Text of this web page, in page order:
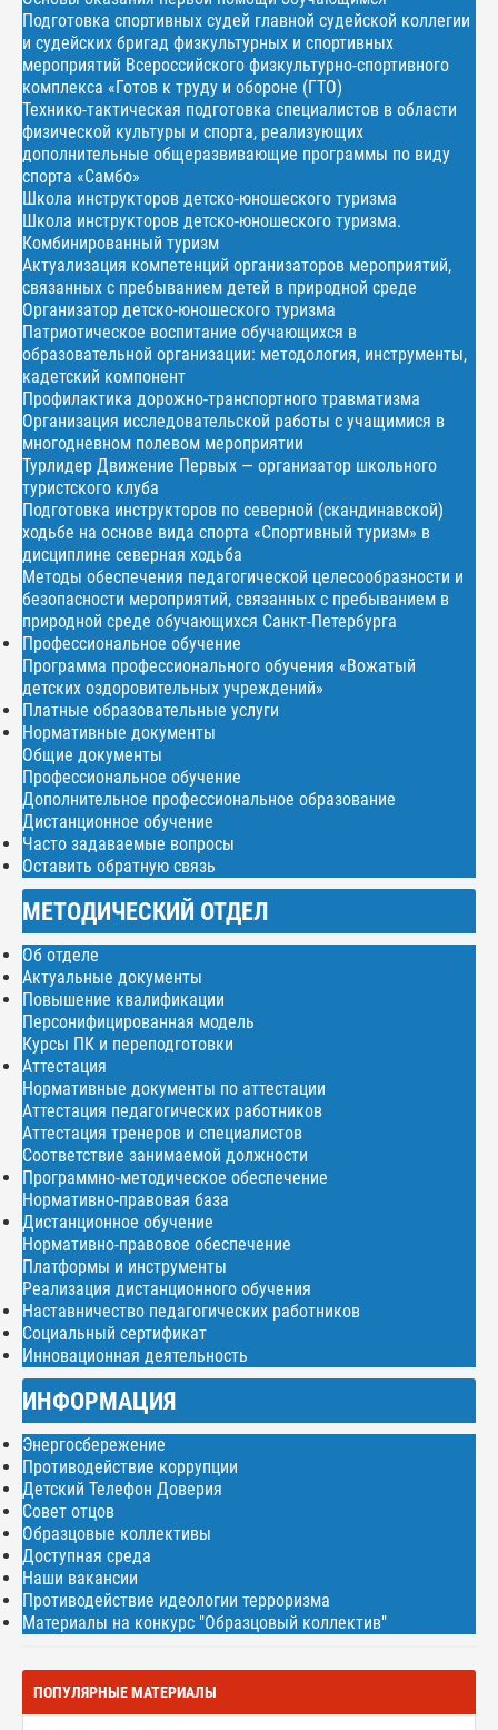
Подготовка спортивных судей главной судейской коллегии
и судейских бригад физкультурных и спортивных
мероприятий Всероссийского физкультурно-спортивного
комплекса «Готов к труду и обороне (ГТО)
Технико-тактическая подготовка специалистов в области
физической культуры и спорта, реализующих
дополнительные общеразвивающие программы по виду
спорта «Самбо»
Школа инструкторов детско-юношеского туризма
Школа инструкторов детско-юношеского туризма.
Комбинированный туризм
Актуализация компетенций организаторов мероприятий,
связанных с пребыванием детей в природной среде
Организатор детско-юношеского туризма
Патриотическое воспитание обучающихся в
образовательной организации: методология, инструменты,
кадетский компонент
Профилактика дорожно-транспортного травматизма
Организация исследовательской работы с учащимися в
многодневном полевом мероприятии
Турлидер Движение Первых — организатор школьного
туристского клуба
Подготовка инструкторов по северной (скандинавской)
ходьбе на основе вида спорта «Спортивный туризм» в
дисциплине северная ходьба
Методы обеспечения педагогической целесообразности и
безопасности мероприятий, связанных с пребыванием в
природной среде обучающихся Санкт-Петербурга
Профессиональное обучение
Программа профессионального обучения «Вожатый
детских оздоровительных учреждений»
Платные образовательные услуги
Нормативные документы
Общие документы
Профессиональное обучение
Дополнительное профессиональное образование
Дистанционное обучение
Часто задаваемые вопросы
Оставить обратную связь
МЕТОДИЧЕСКИЙ ОТДЕЛ
Об отделе
Актуальные документы
Повышение квалификации
Персонифицированная модель
Курсы ПК и переподготовки
Аттестация
Нормативные документы по аттестации
Аттестация педагогических работников
Аттестация тренеров и специалистов
Соответствие занимаемой должности
Программно-методическое обеспечение
Нормативно-правовая база
Дистанционное обучение
Нормативно-правовое обеспечение
Платформы и инструменты
Реализация дистанционного обучения
Наставничество педагогических работников
Социальный сертификат
Инновационная деятельность
ИНФОРМАЦИЯ
Энергосбережение
Противодействие коррупции
Детский Телефон Доверия
Совет отцов
Образцовые коллективы
Доступная среда
Наши вакансии
Противодействие идеологии терроризма
Материалы на конкурс "Образцовый коллектив"
ПОПУЛЯРНЫЕ МАТЕРИАЛЫ